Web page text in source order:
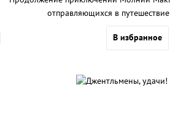
отправляющихся в
В избранное